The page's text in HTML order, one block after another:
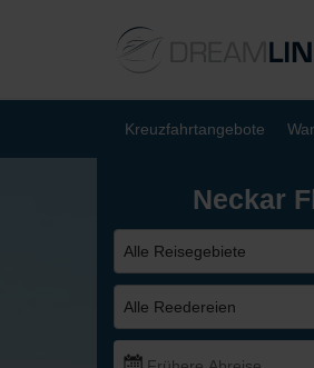
Kreuzfahrtangebote
Neckar
Alle Reisegebiete
Alle Reedereien